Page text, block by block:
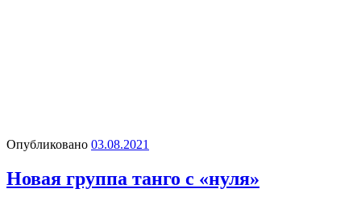
Опубликовано 03.08.2021
Новая группа танго с «нуля»